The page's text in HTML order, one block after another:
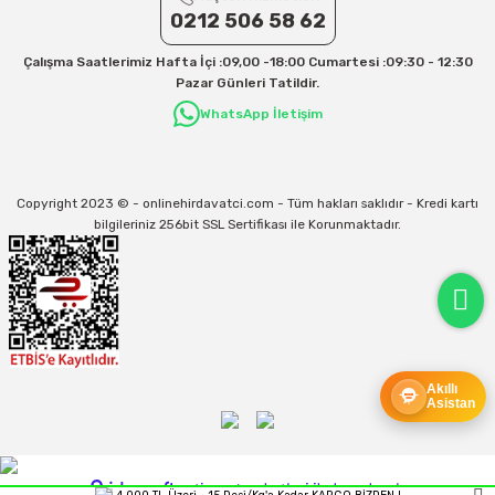
31/12/2026 Tarihine Kadar Geçerlidir
Kargo İle İlgili sorunlarınız içininfo@onlinehirdavatci.com
yazabilirsiniz
Akıllı
Asistan
0212 506 58 62
Çalışma Saatlerimiz Hafta İçi :09,00 -18:00 Cumartesi :09:30 - 12:30
Pazar Günleri Tatildir.
WhatsApp İletişim
Copyright 2023 © - onlinehirdavatci.com - Tüm hakları saklıdır - Kredi kartı
bilgileriniz 256bit SSL Sertifikası ile Korunmaktadır.
ideasoft e- ile